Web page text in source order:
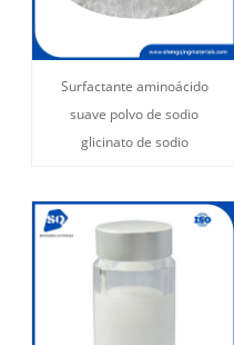
Surfactante aminoácido
suave polvo de sodio
glicinato de sodio